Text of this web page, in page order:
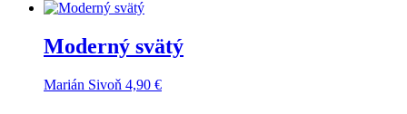
Moderný svätý
Marián Sivoň 4,90 €